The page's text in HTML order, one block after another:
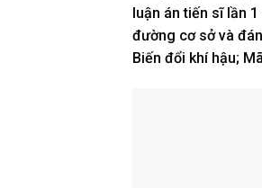
luận án tiến sĩ lần
đường cơ sở và
Biến đổi khí hậu;